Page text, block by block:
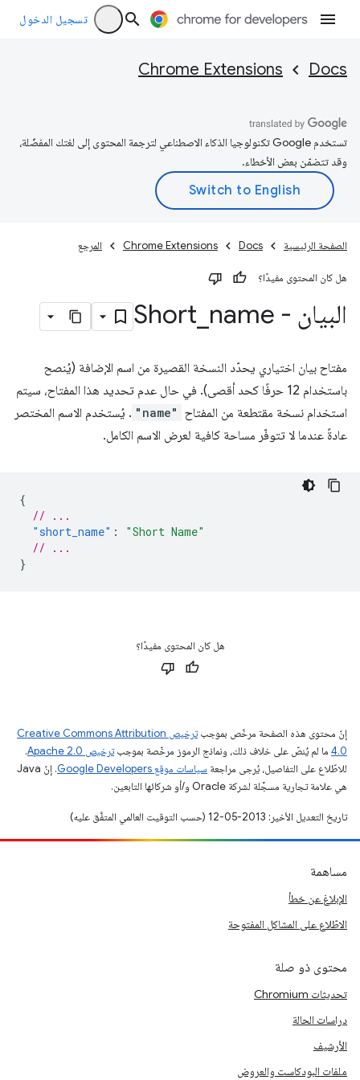
تسجيل الدخول
Docs
Chrome Extensions
تستخدم Google تكنولوجيا الذكاء الاصطناعي لترجمة المحتوى إلى لغتك المفضّلة،
وقد تتضمّن بعض الأخطاء.
الصفحة الرئيسية Docs
Chrome Extensions المرجع
هل كان المحتوى مفيدًا؟
البيان - Short name
مفتاح بيان اختياري يحدّد النسخة القصيرة من اسم الإضافة (يُنصح
باستخدام 12 حرفًا كحد أقصى). في حال عدم تحديد هذا المفتاح، سيتم
استخدام نسخة مقتطعة من المفتاح "name" . يُستخدم الاسم المختصر
عادةً عندما لا تتوفّر مساحة كافية لعرض الاسم الكامل.
{
// ...
"short_name" :
"Short Name"
// ...
}
هل كان المحتوى مفيدًا؟
إنّ محتوى هذه الصفحة مرخّص بموجب
ترخيص Creative Commons Attribution
4.0‏ ما لم يُنصّ على خلاف ذلك، ونماذج الرموز مرخّصة بموجبترخيص Apache 2.0‏
.
للاطّلاع على التفاصيل، يُرجى مراجعة سياسات موقع Google Developers‏
. إنّ Java
هي علامة تجارية مسجَّلة لشركة Oracle و/أو شركائها التابعين.
تاريخ التعديل الأخير: 2013-05-12 (حسب التوقيت العالمي المتفَّق عليه)
مساهمة
الإبلاغ عن خطأ
الاطّلاع على المشاكل المفتوحة
محتوى ذو صلة
تحديثات Chromium
دراسات الحالة
الأرشيف
ملفات البودكاست والعروض